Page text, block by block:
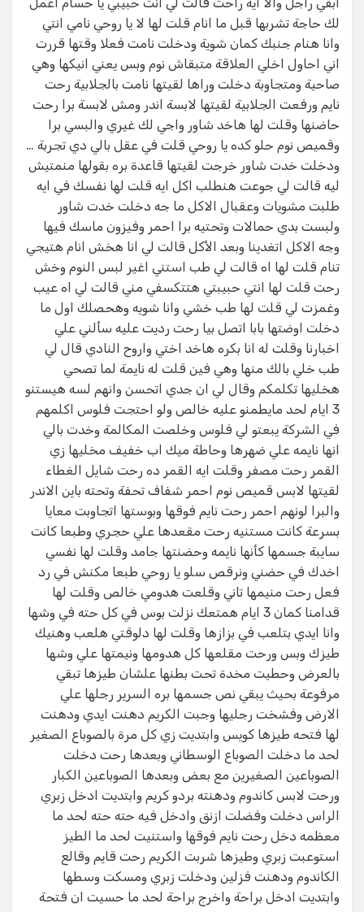
لك حاجة تشربها قبل ما انام قلت لها لا يا روحي نامي انتي
وانا هنام جنبك كمان شوية ودخلت نامت فعلا وقتها قررت
اني احاول اخلي العلاقة متبقاش نوم وبس يعني انيكها وهي
صاحية ومتجاوبة دخلت وراها لقيتها نامت بالجلابية رحت
نايم ورفعت الجلابية لقيتها لابسة اندر ومش لابسة برا رحت
حاضنها وقلت لها هاخد شاور واجي لك غيري والبسي برا
وقميص نوم حلو كده يا روحي قلت في عقل بالي دي تجربة …
ودخلت خدت شاور خرجت لقيتها قاعدة بره بقولها منمتيش
ليه قالت لي جوعت هنطلب اكل ايه قلت لها نفسك في ايه
طلبت مشويات وعقبال الاكل ما جه دخلت خدت شاور
ولبست بدي حمالات وتحتيه برا احمر وفيزون ماسك فيها
وجه الاكل اتغدينا وبعد الأكل قالت لي انا هخش انام هتيجي
تنام قلت لها اه قالت لي طب استني اغير لبس النوم وخش
رحت قلت لها انتي حبيبتي هتتكسفي مني قالت لي اه عيب
وغمزت لي قلت لها طب خشي وانا شويه وهحصلك اول ما
دخلت اوضتها بابا اتصل بيا رحت رديت عليه سألني علي
اخبارنا وقلت له انا بكره هاخد اختي واروح النادي قال لي
طب خلي بالك منها وهي فين قلت له نايمة لما تصحي
هخليها تكلمكم وقال لي ان جدي اتحسن وانهم لسه هيستنو
3 ايام لحد مايطمنو عليه خالص ولو احتجت فلوس اكلمهم
في الشركة يبعتو لي فلوس وخلصت المكالمة وخدت بالي
انها نايمه علي ضهرها وحاطة ميك اب خفيف مخليها زي
القمر رحت مصفر وقلت ايه القمر ده رحت شايل الغطاء
لقيتها لابس قميص نوم احمر شفاف تحفة وتحته باين الاندر
والبرا لونهم احمر رحت نايم فوقها وبوستها اتجاوبت معايا
بسرعة كانت مستنيه رحت مقعدها علي حجري وطبعا كانت
سايبة جسمها كأنها نايمه وحضنتها جامد وقلت لها نفسي
اخدك في حضني ونرقص سلو يا روحي طبعا مكنش في رد
فعل رحت منيمها تاني وقلعت هدومي خالص وقلت لها
قدامنا كمان 3 ايام همتعك نزلت بوس في كل حته في وشها
وانا ايدي بتلعب في بزازها وقلت لها دلوقتي هلعب وهنيك
طيزك وبس ورحت مقلعها كل هدومها ونيمتها علي وشها
بالعرض وحطيت مخدة تحت بطنها علشان طيزها تبقي
مرفوعة بحيث يبقي نص جسمها بره السرير رجلها علي
الارض وفشخت رجليها وجبت الكريم دهنت ايدي ودهنت
لها فتحه طيزها كويس وابتديت زي كل مرة بالصوباع الصغير
لحد ما دخلت الصوباع الوسطاني وبعدها رحت دخلت
الصوباعين الصغيرين مع بعض وبعدها الصوباعين الكبار
ورحت لابس كاندوم ودهنته بردو كريم وابتديت ادخل زبري
الراس دخلت وفضلت ازنق وادخل فيه حته حته لحد ما
معظمه دخل رحت نايم فوقها واستنيت لحد ما الطيز
استوعبت زبري وطيزها شربت الكريم رحت قايم وقالع
الكاندوم ودهنت فزلين ودخلت زبري ومسكت وسطها
وابتديت ادخل براحة واخرج براحة لحد ما حسيت ان فتحة